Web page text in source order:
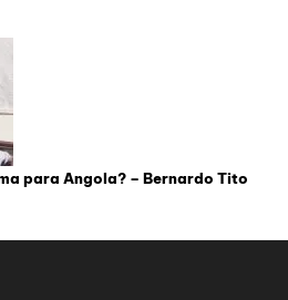
para Angola? – Bernardo Tito